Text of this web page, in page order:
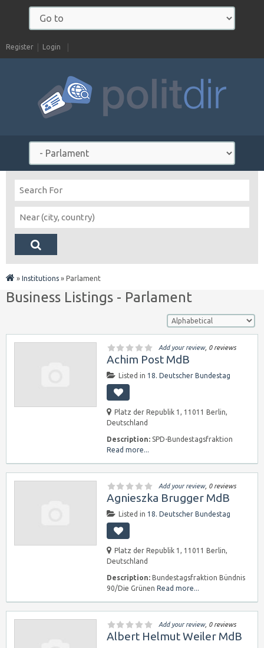
Register Login
» Institutions » Parlament
Business Listings - Parlament
Add your review, 0 reviews
Achim Post MdB
Listed in 18. Deutscher Bundestag
Platz der Republik 1, 11011 Berlin,
Deutschland
Description: SPD-Bundestagsfraktion
Read more...
Add your review, 0 reviews
Agnieszka Brugger MdB
Listed in 18. Deutscher Bundestag
Platz der Republik 1, 11011 Berlin,
Deutschland
Description: Bundestagsfraktion Bündnis
90/Die Grünen Read more...
Add your review, 0 reviews
Albert Helmut Weiler MdB